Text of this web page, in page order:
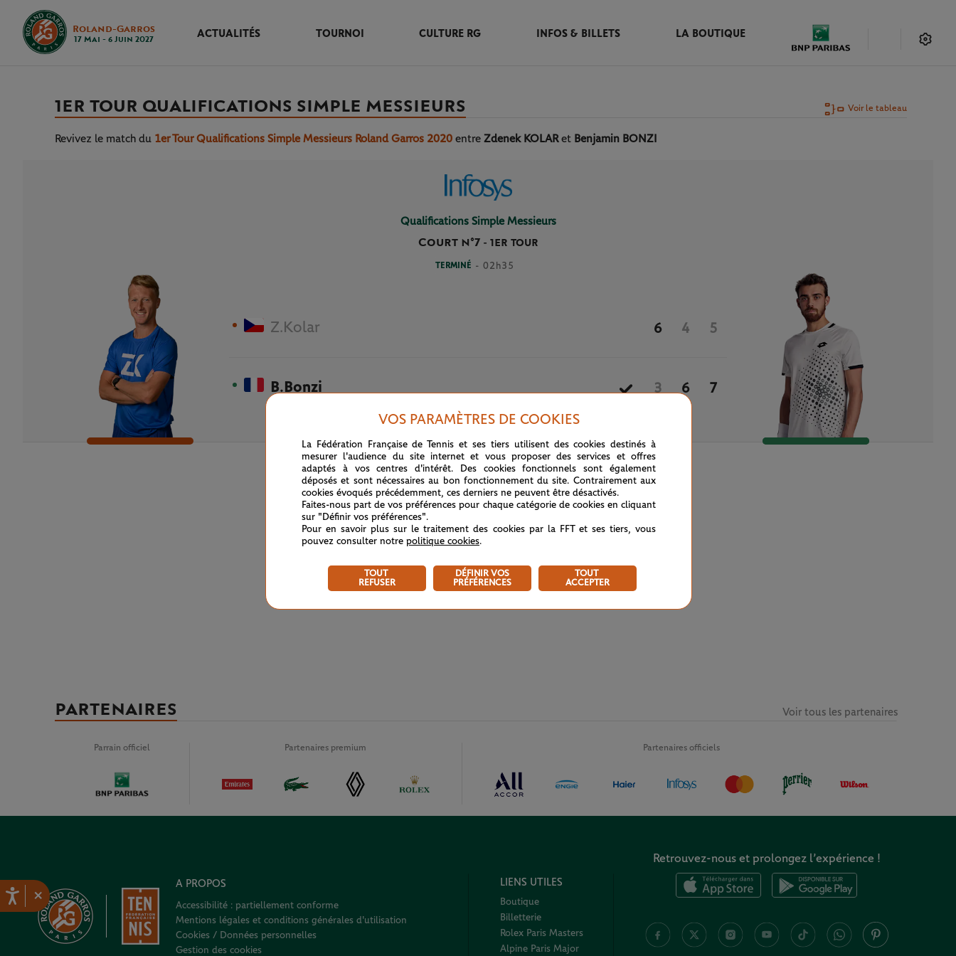
×
Roland-Garros
17 Mai - 6 Juin 2027
ACTUALITÉS TOURNOI CULTURE RG INFOS & BILLETS LA BOUTIQUE
1ER TOUR QUALIFICATIONS SIMPLE MESSIEURS Voir le tableau
Revivez le match du 1er Tour Qualifications Simple Messieurs Roland Garros 2020 entre Zdenek KOLAR et Benjamin BONZI
Qualifications Simple Messieurs
Court n°7- 1ER TOUR
TERMINÉ - 02h35
Z.Kolar 6 4 5
B.Bonzi 3 6 7
21 SEPTEMBRE 2020
PARTENAIRES
Parrain officiel Partenaires premium Partenaires officiels
Voir tous les partenaires
A PROPOS
Accessibilité : partiellement conforme
Mentions légales et conditions générales d'utilisation
Cookies / Données personnelles
Gestion des cookies
LIENS UTILES
Boutique
Billetterie
Rolex Paris Masters
Alpine Paris Major
Retrouvez-nous et prolongez l’expérience !
VOS PARAMÈTRES DE COOKIES
La Fédération Française de Tennis et ses tiers utilisent des cookies destinés à
mesurer l'audience du site internet et vous proposer des services et offres
adaptés à vos centres d'intérêt. Des cookies fonctionnels sont également
déposés et sont nécessaires au bon fonctionnement du site. Contrairement aux
cookies évoqués précédemment, ces derniers ne peuvent être désactivés.
Faites-nous part de vos préférences pour chaque catégorie de cookies en cliquant
sur "Définir vos préférences".
Pour en savoir plus sur le traitement des cookies par la FFT et ses tiers, vous
pouvez consulter notre politique cookies.
TOUT
REFUSER
DÉFINIR VOS
PRÉFÉRENCES
TOUT
ACCEPTER